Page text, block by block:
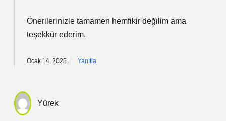
Önerilerinizle tamamen hemfikir değilim ama
teşekkür ederim.
Ocak 14, 2025 Yanıtla